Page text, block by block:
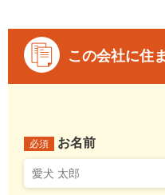
この会社に住
必須 お名前